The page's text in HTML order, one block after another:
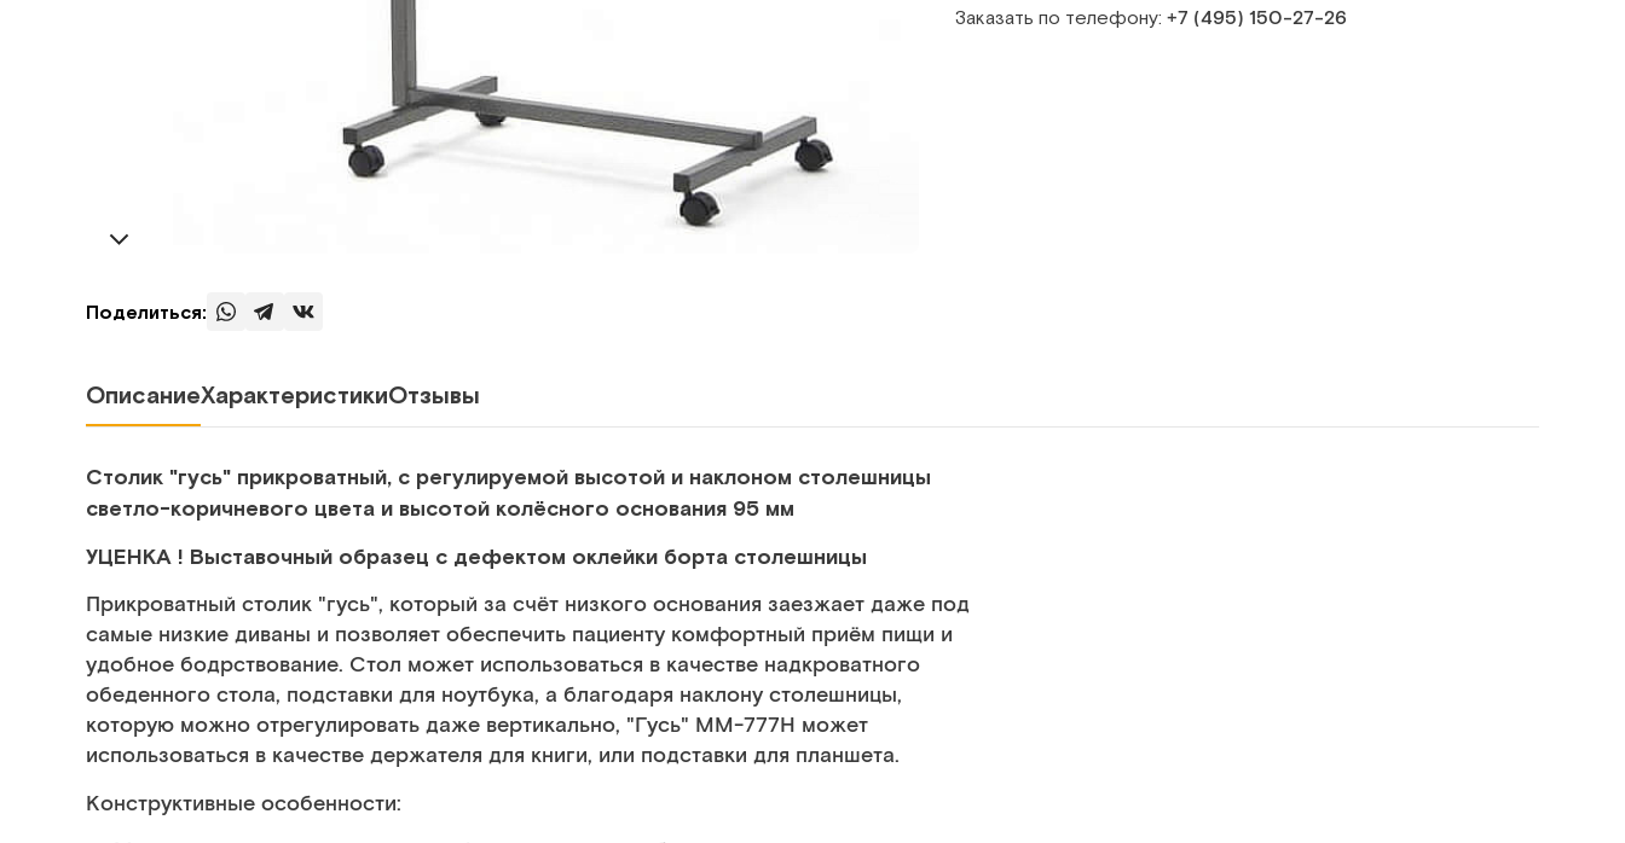
Поделиться:
Заказать по телефону: +7 (495) 150‑27‑26
ОписаниеХарактеристикиОтзывы
Столик "гусь" прикроватный, с регулируемой высотой и наклоном столешницы
светло-коричневого цвета и высотой колёсного основания 95 мм
УЦЕНКА ! Выставочный образец с дефектом оклейки борта столешницы
Прикроватный столик "гусь", который за счёт низкого основания заезжает даже под
самые низкие диваны и позволяет обеспечить пациенту комфортный приём пищи и
удобное бодрствование. Стол может использоваться в качестве надкроватного
обеденного стола, подставки для ноутбука, а благодаря наклону столешницы,
которую можно отрегулировать даже вертикально, "Гусь" ММ-777Н может
использоваться в качестве держателя для книги, или подставки для планшета.
Конструктивные особенности: